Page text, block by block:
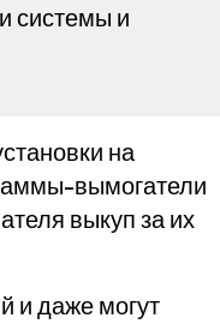
системы и
на
вымогатели
выкуп за их
и даже могут